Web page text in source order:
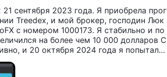
сентября 2023 года. Я приобрела прог
Treedex, и мой брокер, господин Люк
с номером 1000173. Я стабильно и по
на более чем 10 000 долларов С
и 20 октября 2024 года я попытала
года я попыталась вывести 2000 дол
банковский счет, но 8 декабря 2023 г